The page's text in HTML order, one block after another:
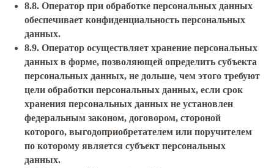
8.8. Оператор при обработке персональных данных
обеспечивает конфиденциальность персональных
данных.
8.9. Оператор осуществляет хранение персональных
данных в форме, позволяющей определить субъекта
персональных данных, не дольше, чем этого требуют
цели обработки персональных данных, если срок
хранения персональных данных не установлен
федеральным законом, договором, стороной
которого, выгодоприобретателем или поручителем
по которому является субъект персональных
данных.